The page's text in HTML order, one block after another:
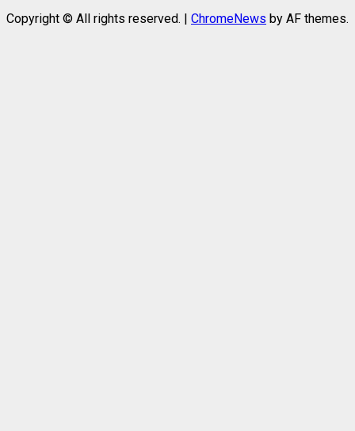
Copyright © All rights reserved.
ChromeNews by AF themes.